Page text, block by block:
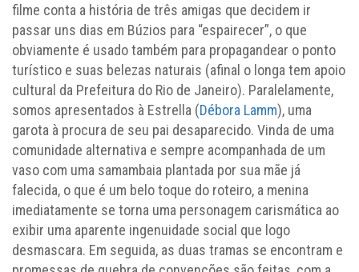
filme conta a história de três amigas que decidem ir
passar uns dias em Búzios para “espairecer”, o que
obviamente é usado também para propagandear o ponto
turístico e suas belezas naturais (afinal o longa tem apoio
cultural da Prefeitura do Rio de Janeiro). Paralelamente,
somos apresentados à Estrella (Débora Lamm), uma
garota à procura de seu pai desaparecido. Vinda de uma
comunidade alternativa e sempre acompanhada de um
vaso com uma samambaia plantada por sua mãe já
falecida, o que é um belo toque do roteiro, a menina
imediatamente se torna uma personagem carismática ao
exibir uma aparente ingenuidade social que logo
desmascara. Em seguida, as duas tramas se encontram e